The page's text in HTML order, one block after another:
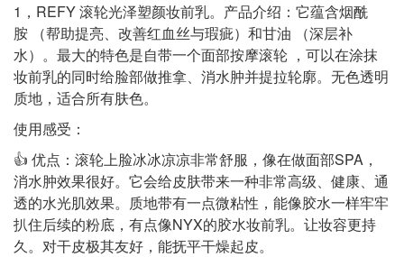
1，REFY 滚轮光泽塑颜妆前乳。产品介绍：它蕴含烟酰
胺 （帮助提亮、改善红血丝与瑕疵）和甘油 （深层补
水）。最大的特色是自带一个面部按摩滚轮 ，可以在涂抹
妆前乳的同时给脸部做推拿、消水肿并提拉轮廓。无色透明
质地，适合所有肤色。
使用感受：
👍 优点：滚轮上脸冰冰凉凉非常舒服，像在做面部SPA，
消水肿效果很好。它会给皮肤带来一种非常高级、健康、通
透的水光肌效果。质地带有一点微粘性，能像胶水一样牢牢
扒住后续的粉底，有点像NYX的胶水妆前乳。让妆容更持
久。对干皮极其友好，能抚平干燥起皮。